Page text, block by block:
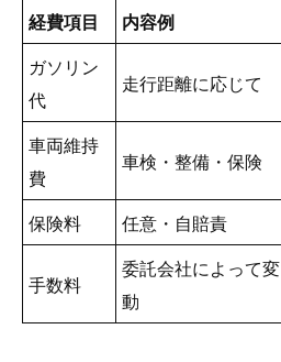
経費項目 内容例
ガソリン
代
走行距離に応じて
車両維持
費
車検・整備・保険
保険料
任意・自賠責
手数料
委託会社によって変
動